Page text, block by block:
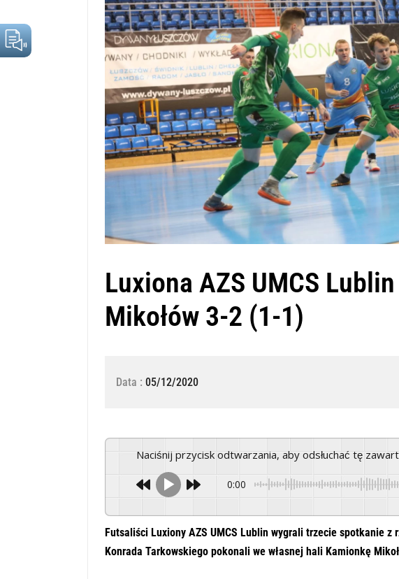
Luxiona AZS UMCS
Mikołów 3-2 (1-1)
Data : 05/12/2020
Naciśnij przycisk odtwarzania, aby odsłuchać tę
0:00
Futsaliści Luxiony AZS UMCS Lublin wygrali trzecie spotkanie z
Konrada Tarkowskiego pokonali we własnej hali Kamionkę